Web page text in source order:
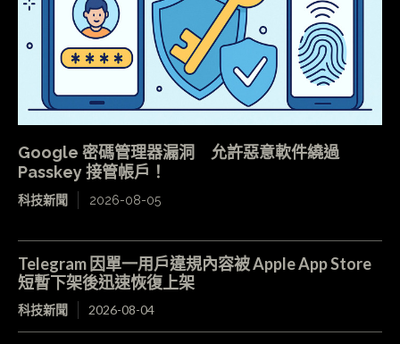
Google 密碼管理器漏洞 允許惡意軟件繞過
Passkey 接管帳戶！
科技新聞 2026-08-05
Telegram 因單一用戶違規內容被 Apple App Store
短暫下架後迅速恢復上架
科技新聞 2026-08-04